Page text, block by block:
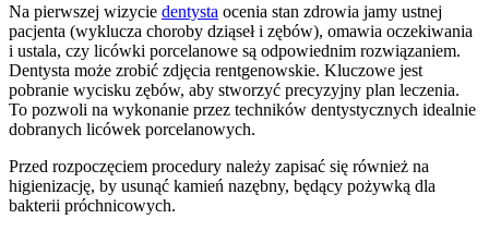
Na pierwszej wizycie dentysta ocenia stan zdrowia jamy ustnej
pacjenta (wyklucza choroby dziąseł i zębów), omawia oczekiwania
i ustala, czy licówki porcelanowe są odpowiednim rozwiązaniem.
Dentysta może zrobić zdjęcia rentgenowskie. Kluczowe jest
pobranie wycisku zębów, aby stworzyć precyzyjny plan leczenia.
To pozwoli na wykonanie przez techników dentystycznych idealnie
dobranych licówek porcelanowych.
Przed rozpoczęciem procedury należy zapisać się również na
higienizację, by usunąć kamień nazębny, będący pożywką dla
bakterii próchnicowych.